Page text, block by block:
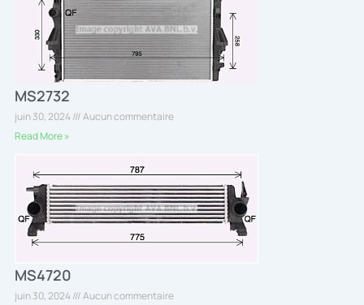
MS2732
juin 30, 2024
Aucun commentaire
Read More »
MS4720
juin 30, 2024
Aucun commentaire